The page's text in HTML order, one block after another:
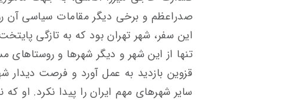
صدراعظم و برخی دیگر مقامات سیاسی آن
این سفر، شهر تهران بود که به تازگی
تنها از این شهر و دیگر شهرها و روستاهای
قزوین بازدید به عمل آورد و فرصت دیدار
سایر شهرهای مهم ایران را پیدا نکرد. او